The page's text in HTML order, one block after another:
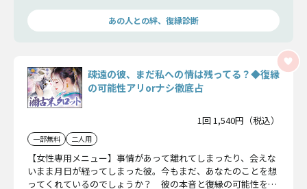
縁への道筋を導き出します。
あの人との絆、復縁診断
疎遠の彼、まだ私への情は残ってる？◆復縁
の可能性アリorナシ徹底占
1回 1,540円（税込）
一部無料 二人用
【女性専用メニュー】事情があって離れてしまったり、会えな
いまま月日が経ってしまった彼。今もまだ、あなたのことを想
ってくれているのでしょうか？ 彼の本音と復縁の可能性を詳